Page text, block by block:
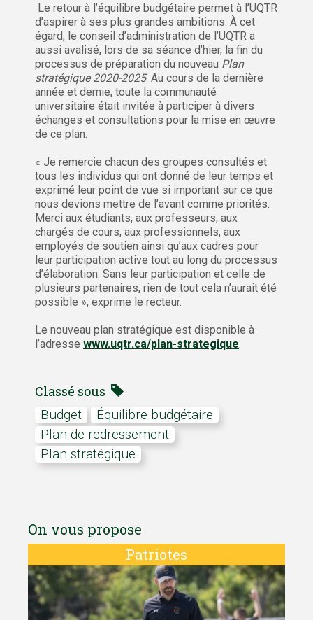
Le retour à l’équilibre budgétaire permet à l’UQTR
d’aspirer à ses plus grandes ambitions. À cet
égard, le conseil d’administration de l’UQTR a
aussi avalisé, lors de sa séance d’hier, la fin du
processus de préparation du nouveau Plan
stratégique 2020-2025. Au cours de la dernière
année et demie, toute la communauté
universitaire était invitée à participer à divers
échanges et consultations pour la mise en œuvre
de ce plan.
« Je remercie chacun des groupes consultés et
tous les individus qui ont donné de leur temps et
exprimé leur point de vue si important sur ce que
nous devions mettre de l’avant comme priorités.
Merci aux étudiants, aux professeurs, aux
chargés de cours, aux professionnels, aux
employés de soutien ainsi qu’aux cadres pour
leur participation active tout au long du processus
d’élaboration. Sans leur participation et celle de
plusieurs partenaires, rien de tout cela n’aurait été
possible », exprime le recteur.
Le nouveau plan stratégique est disponible à
l’adresse www.uqtr.ca/plan-strategique
Classé sous
budget
équilibre budgétaire
plan de redressement
plan stratégique
On vous propose
Patriotes